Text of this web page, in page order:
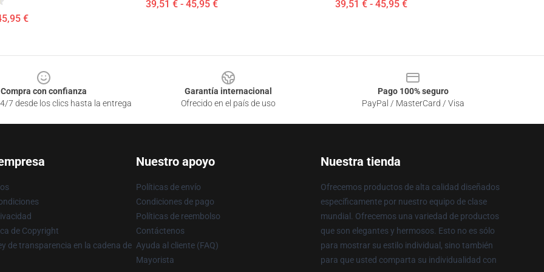
€
39,51 € - 45,95 € 39,51 € - 45,95 €
Compra con confianza
7 desde los clics hasta la entrega
Garantía internacional
Ofrecido en el país de uso
Pago 100% seguro
PayPal / MasterCard / Visa
de Copyright
de transparencia en la cadena de
Nuestro apoyo
Políticas de envío
Condiciones de pago
Políticas de reembolso
Contáctenos
Ayuda al cliente (FAQ)
Mayorista
Nuestra tienda
Ofrecemos productos de alta calidad diseñados
específicamente por nuestro equipo de clase
mundial. Ofrecemos una variedad de productos
que son elegantes y hermosos. Esto no es sólo
para mostrar su estilo individual, sino también
para que usted comparta su individualidad con